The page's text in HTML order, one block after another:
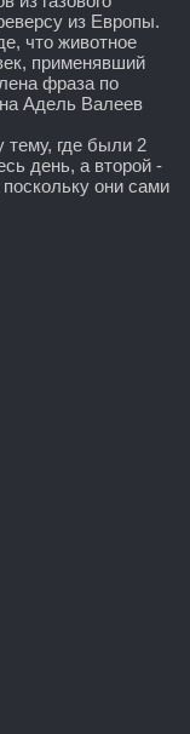
из Европы.
что животное
применявший
фраза по
Адель Валеев
тему, где были 2
день, а второй -
они сами